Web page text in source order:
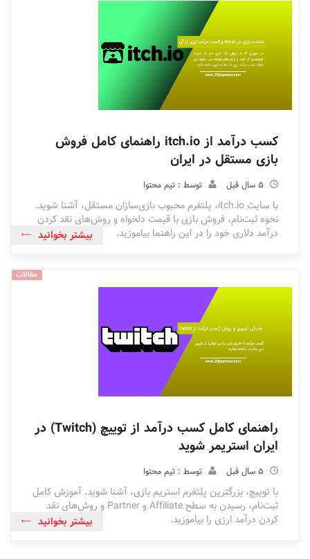
کسب درآمد از itch.io راهنمای کامل فروش
بازی مستقل در ایران
5 سال قبل توسط : تیم محتوا
با سایت itch.io، پلتفرم محبوب بازی‌سازان مستقل، آشنا شوید.
نحوه ثبت‌نام، فروش بازی با قیمت دلخواه و روش‌های نقد کردن
درآمد دلاری خود را در این راهنما بیاموزید.
بیشتر بخوانید
مقالات
راهنمای کامل کسب درآمد از توییچ (Twitch) در
ایران استریمر شوید
5 سال قبل توسط : تیم محتوا
با توییچ، بزرگترین پلتفرم استریم بازی، آشنا شوید. آموزش کامل
ثبت‌نام، رسیدن به سطح Affiliate و Partner و روش‌های نقد
کردن درآمد ارزی را بیاموزید.
بیشتر بخوانید